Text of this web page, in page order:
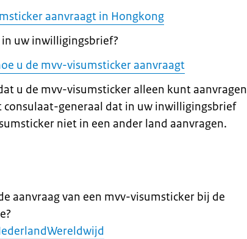
aanvraagt in Hongkong
uw inwilligingsbrief?
u de mvv-visumsticker aanvraagt
u de mvv-visumsticker alleen kunt aanvragen
consulaat-generaal dat in uw inwilligingsbrief
niet in een ander land aanvragen.
aanvraag van een mvv-visumsticker bij de